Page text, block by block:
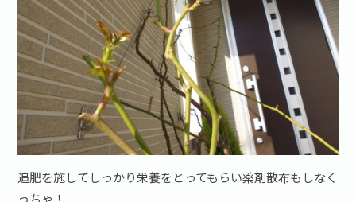
追肥を施してしっかり栄養をとってもらい薬剤散布もしなく